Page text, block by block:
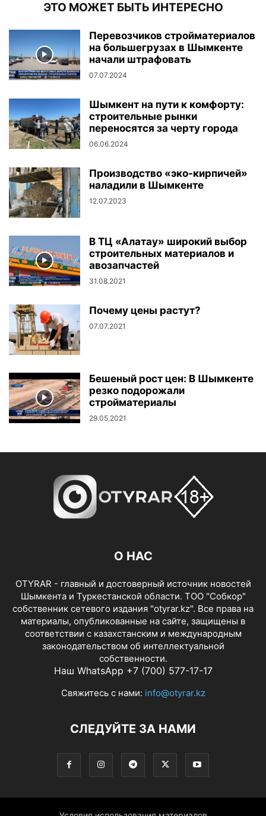
ЭТО МОЖЕТ БЫТЬ ИНТЕРЕСНО
Перевозчиков стройматериалов
на большегрузах в Шымкенте
начали штрафовать
07.07.2024
Шымкент на пути к комфорту:
строительные рынки
переносятся за черту города
06.06.2024
Производство «эко-кирпичей»
наладили в Шымкенте
12.07.2023
В ТЦ «Алатау» широкий выбор
строительных материалов и
авозапчастей
31.08.2021
Почему цены растут?
07.07.2021
Бешеный рост цен: В Шымкенте
резко подорожали
стройматериалы
29.05.2021
О НАС
OTYRAR - главный и достоверный источник новостей
Шымкента и Туркестанской области. ТОО "Собкор"
собственник сетевого издания "otyrar.kz". Все права на
материалы, опубликованные на сайте, защищены в
соответствии с казахстанским и международным
законодательством об интеллектуальной
собственности.
Наш WhatsApp +7 (700) 577-17-17
Свяжитесь с нами: info@otyrar.kz
СЛЕДУЙТЕ ЗА НАМИ